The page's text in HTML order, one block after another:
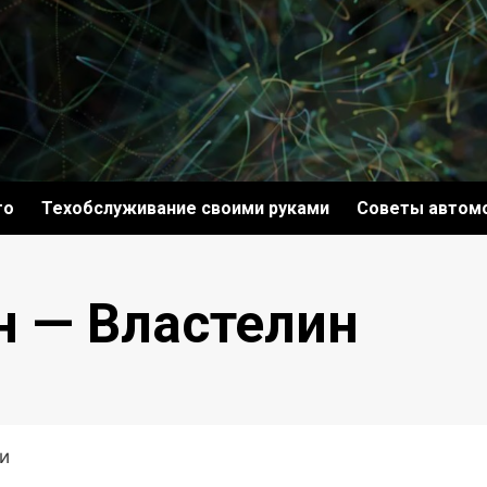
Техобслуживание своими руками Советы
— Властелин